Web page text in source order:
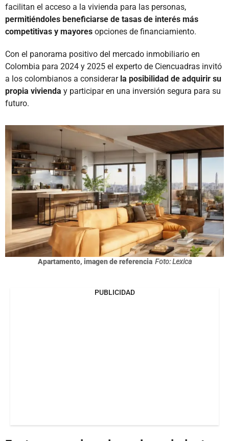
facilitan el acceso a la vivienda para las personas,
permitiéndoles beneficiarse de tasas de interés más
competitivas y mayores opciones de financiamiento.
Con el panorama positivo del mercado inmobiliario en
Colombia para 2024 y 2025 el experto de Ciencuadras invitó
a los colombianos a considerar la posibilidad de adquirir su
propia vivienda y participar en una inversión segura para su
futuro.
Apartamento, imagen de referencia Foto: Lexica
PUBLICIDAD